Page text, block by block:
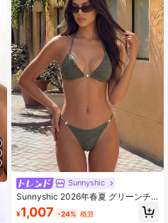
Sunnyshic
Sunnyshic 2026年春夏 グリーンチ
ェック + ポリエステル製 調整可能サ
イドハイカットビキニセット レディ
¥1,007 -24% 概算